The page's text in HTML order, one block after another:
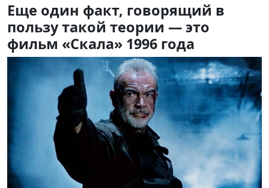
Еще один факт, говорящий в
пользу такой теории — это
фильм «Скала» 1996 года